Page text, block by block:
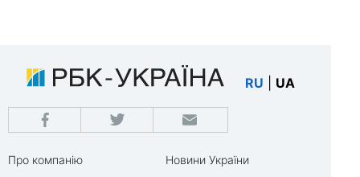
RU UA
Про компанію
Новини України